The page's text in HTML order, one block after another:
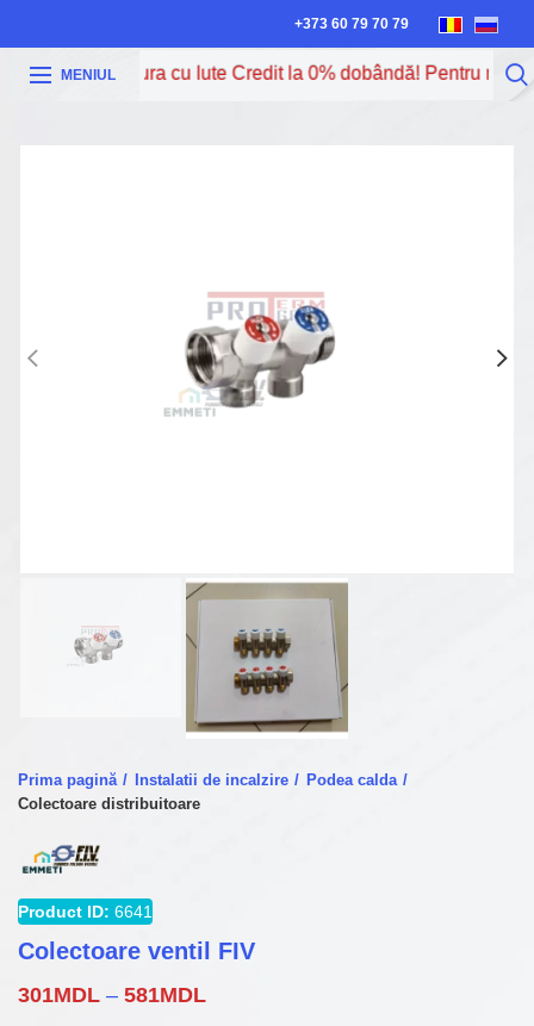
+373 60 79 70 79
MENIUL
poți procura cu Iute Credit la 0% dobândă! Pentru mai
Prima pagină Instalatii de incalzire
Podea calda
Colectoare distribuitoare
Product ID: 6641
Colectoare ventil FIV
301MDL – 581MDLInterval